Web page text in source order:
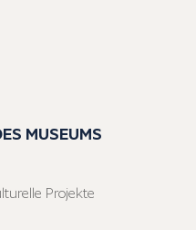
MUSEUMS
Projekte